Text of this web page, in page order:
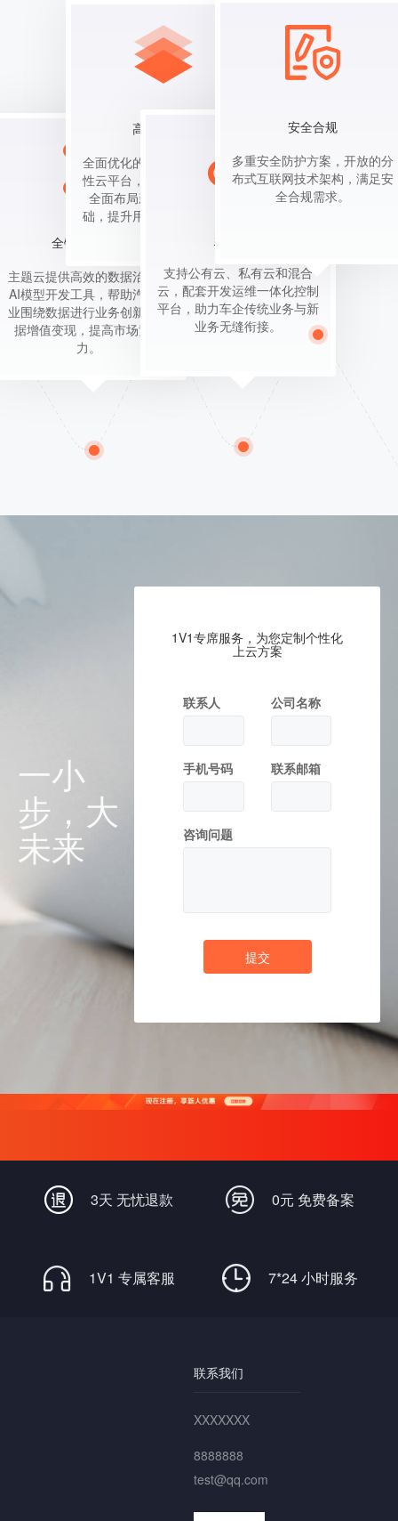
全链数据服务
主题云提供高效的数据治理与
AI模型开发工具，帮助汽车行
业围绕数据进行业务创新与数
据增值变现，提高市场竞争
力。
高可用平台
全面优化的高可用性、高安全
性云平台，为用户快速拓展、
全面布局新业务奠定坚实基
础，提升用户出行安全保障。
支持公有云、私有云和混合
云，配套开发运维一体化控制
平台，助力车企传统业务与新
业务无缝衔接。
安全合规
多重安全防护方案，开放的分
布式互联网技术架构，满足安
全合规需求。
一小
步，大
未来
1V1专席服务，为您定制个性化
上云方案
联系人 公司名称
手机号码 联系邮箱
咨询问题
提交
3天 无忧退款 0元 免费备案
1V1 专属客服 7*24 小时服务
联系我们
XXXXXXX
8888888
test@qq.com